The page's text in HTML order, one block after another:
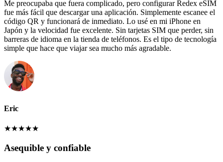
Me preocupaba que fuera complicado, pero configurar Redex eSIM
fue más fácil que descargar una aplicación. Simplemente escanee el
código QR y funcionará de inmediato. Lo usé en mi iPhone en
Japón y la velocidad fue excelente. Sin tarjetas SIM que perder, sin
barreras de idioma en la tienda de teléfonos. Es el tipo de tecnología
simple que hace que viajar sea mucho más agradable.
Eric
★★★★★
Asequible y confiable